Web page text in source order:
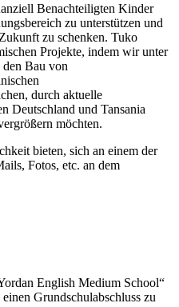
Benachteiligten Kinder
zu unterstützen und
zu schenken. Tuko
Projekte, indem wir unter
den Bau von
durch aktuelle
Deutschland und Tansania
möchten.
bieten, sich an einem der
Fotos, etc. an dem
English Medium School“
Grundschulabschluss zu